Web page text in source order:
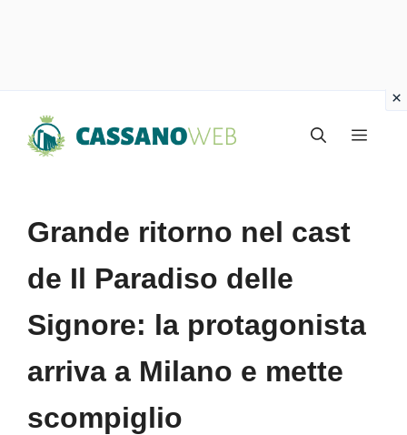
Menu
Grande ritorno nel cast
de Il Paradiso delle
Signore: la protagonista
arriva a Milano e mette
scompiglio